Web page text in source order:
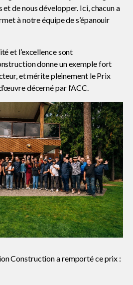
chantiers
de construction
les pratiques
webinaires
Show
sub
menu
Show
de nous développer. Ici, chacun a
à notre équipe de s’épanouir
et l’excellence sont
donne un exemple fort
et mérite pleinement le Prix
décerné par l’ACC.
Construction a remporté ce prix :